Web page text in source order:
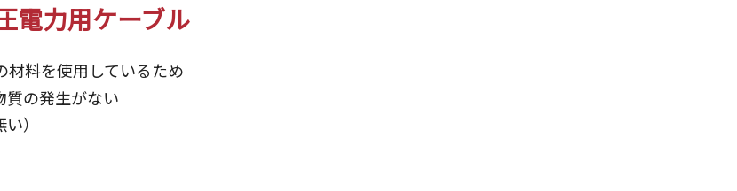
電力用ケーブル
材料を使用しているため
質の発生がない
）